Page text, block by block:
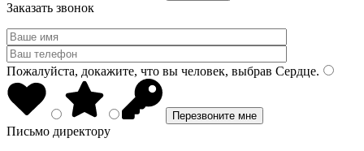
Заказать звонок
Пожалуйста, докажите, что вы человек, выбрав Сердце.
Письмо директору